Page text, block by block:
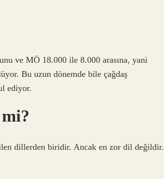
ve MÖ 18.000 ile 8.000 arasına, yani
Bu uzun dönemde bile çağdaş
ediyor.
dillerden biridir. Ancak en zor dil değildir.